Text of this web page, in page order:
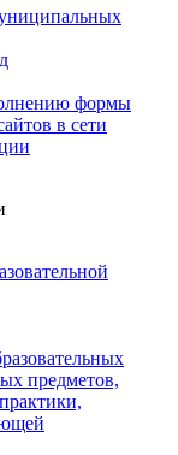
формы
в сети
предметов,